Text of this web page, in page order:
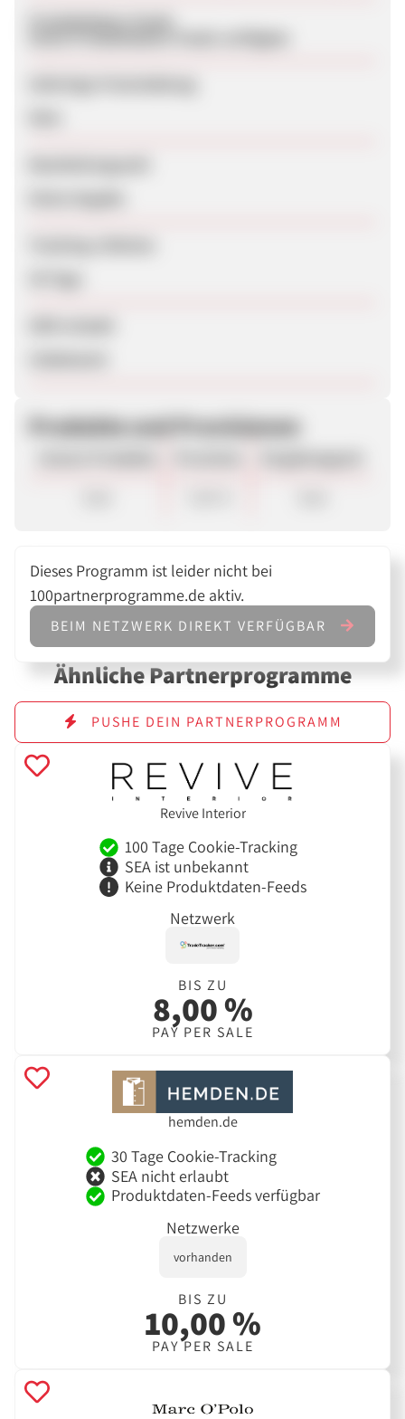
Produktdaten-Feeds
Produkte und Provisionen
Dieses Programm ist leider nicht bei
100partnerprogramme.de aktiv.
BEIM NETZWERK DIREKT VERFÜGBAR
Ähnliche Partnerprogramme
PUSHE DEIN PARTNERPROGRAMM
Revive Interior
100 Tage Cookie-Tracking
SEA ist unbekannt
Keine Produktdaten-Feeds
Netzwerk
BIS ZU
8,00 %
PAY PER SALE
hemden.de
30 Tage Cookie-Tracking
SEA nicht erlaubt
Produktdaten-Feeds verfügbar
Netzwerke
vorhanden
BIS ZU
10,00 %
PAY PER SALE